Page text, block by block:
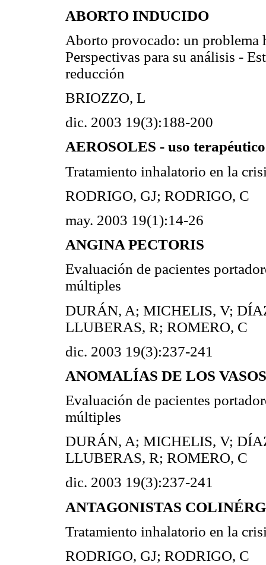
ABORTO INDUCIDO
Aborto provocado: un problema
Perspectivas para su análisis -
reducción
BRIOZZO, L
dic. 2003 19(3):188-200
AEROSOLES - uso terapéutico
Tratamiento inhalatorio en la
RODRIGO, GJ; RODRIGO, C
may. 2003 19(1):14-26
ANGINA PECTORIS
Evaluación de pacientes
múltiples
DURÁN, A; MICHELIS, V;
LLUBERAS, R; ROMERO, C
dic. 2003 19(3):237-241
ANOMALÍAS DE LOS
Evaluación de pacientes
múltiples
DURÁN, A; MICHELIS, V;
LLUBERAS, R; ROMERO, C
dic. 2003 19(3):237-241
ANTAGONISTAS
Tratamiento inhalatorio en la
RODRIGO, GJ; RODRIGO, C